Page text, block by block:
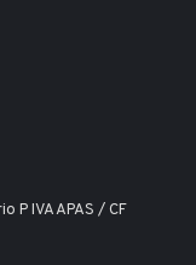
P IVA APAS / CF